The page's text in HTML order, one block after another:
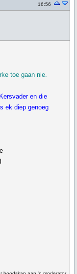
16:56
toe gaan nie.
en die
ek diep genoeg